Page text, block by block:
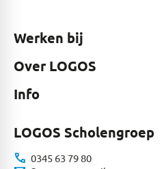
Werken bij
Over LOGOS
Info
LOGOS Scholengroep
call 0345 63 79 80